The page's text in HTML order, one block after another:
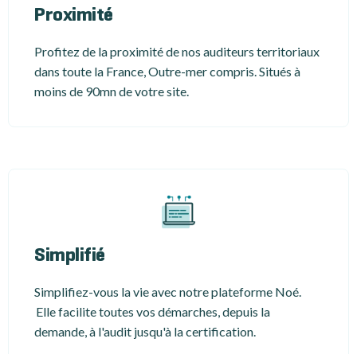
Proximité
Profitez de la proximité de nos auditeurs territoriaux
dans toute la France, Outre-mer compris. Situés à
moins de 90mn de votre site.
Simplifié
Simplifiez-vous la vie avec notre plateforme Noé.
Elle facilite toutes vos démarches, depuis la
demande, à l'audit jusqu'à la certification.